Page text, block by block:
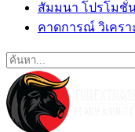
สัมมนา โปรโมชั่
คาดการณ์ วิเคร